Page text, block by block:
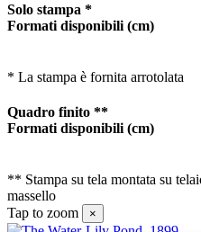
Solo stampa *
Formati disponibili (cm)
* La stampa è fornita arrotolata
Quadro finito **
Formati disponibili (cm)
** Stampa su tela montata su
massello
Tap to zoom
×